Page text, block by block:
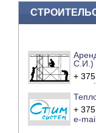
С.И.)
+
e-
+
e-